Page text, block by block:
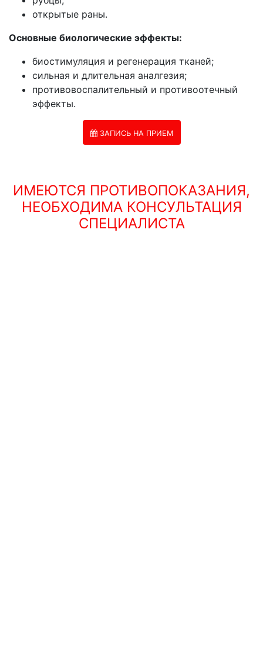
открытые раны.
Основные биологические эффекты:
биостимуляция и регенерация тканей;
сильная и длительная аналгезия;
противовоспалительный и противоотечный
эффекты.
ЗАПИСЬ НА ПРИЕМ
ИМЕЮТСЯ ПРОТИВОПОКАЗАНИЯ,
НЕОБХОДИМА КОНСУЛЬТАЦИЯ
СПЕЦИАЛИСТА